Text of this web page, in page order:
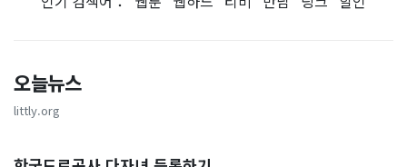
오늘뉴스
littly.org